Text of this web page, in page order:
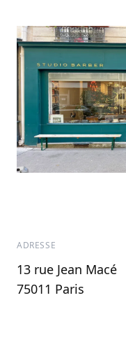
ADRESSE
13 rue Jean Macé
75011 Paris